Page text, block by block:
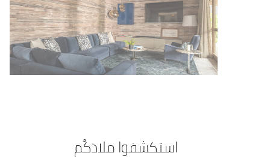
استكشفوا ملاذكُم